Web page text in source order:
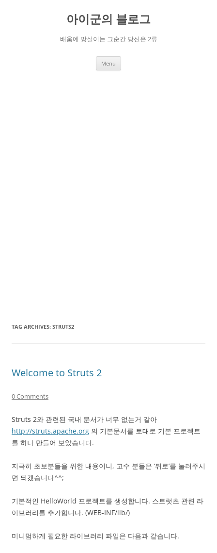
아이군의 블로그
배움에 망설이는 그순간 당신은 2류
Menu
TAG ARCHIVES: STRUTS2
Welcome to Struts 2
0 Comments
Struts 2와 관련된 국내 문서가 너무 없는거 같아
http://struts.apache.org 의 기본문서를 토대로 기본 프로젝트
를 하나 만들어 보았습니다.
지극히 초보분들을 위한 내용이니, 고수 분들은 ‘뒤로’를 눌러주시
면 되겠습니다^^;
기본적인 HelloWorld 프로젝트를 생성합니다. 스트럿츠 관련 라
이브러리를 추가합니다. (WEB-INF/lib/)
미니멈하게 필요한 라이브러리 파일은 다음과 같습니다.